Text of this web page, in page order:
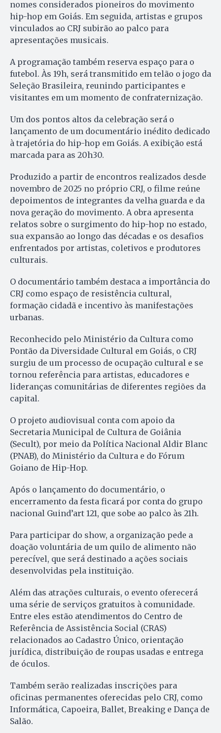
nomes considerados pioneiros do movimento
hip-hop em Goiás. Em seguida, artistas e grupos
vinculados ao CRJ subirão ao palco para
apresentações musicais.
A programação também reserva espaço para o
futebol. Às 19h, será transmitido em telão o jogo da
Seleção Brasileira, reunindo participantes e
visitantes em um momento de confraternização.
Um dos pontos altos da celebração será o
lançamento de um documentário inédito dedicado
à trajetória do hip-hop em Goiás. A exibição está
marcada para as 20h30.
Produzido a partir de encontros realizados desde
novembro de 2025 no próprio CRJ, o filme reúne
depoimentos de integrantes da velha guarda e da
nova geração do movimento. A obra apresenta
relatos sobre o surgimento do hip-hop no estado,
sua expansão ao longo das décadas e os desafios
enfrentados por artistas, coletivos e produtores
culturais.
O documentário também destaca a importância do
CRJ como espaço de resistência cultural,
formação cidadã e incentivo às manifestações
urbanas.
Reconhecido pelo Ministério da Cultura como
Pontão da Diversidade Cultural em Goiás, o CRJ
surgiu de um processo de ocupação cultural e se
tornou referência para artistas, educadores e
lideranças comunitárias de diferentes regiões da
capital.
O projeto audiovisual conta com apoio da
Secretaria Municipal de Cultura de Goiânia
(Secult), por meio da Política Nacional Aldir Blanc
(PNAB), do Ministério da Cultura e do Fórum
Goiano de Hip-Hop.
Após o lançamento do documentário, o
encerramento da festa ficará por conta do grupo
nacional Guind’art 121, que sobe ao palco às 21h.
Para participar do show, a organização pede a
doação voluntária de um quilo de alimento não
perecível, que será destinado a ações sociais
desenvolvidas pela instituição.
Além das atrações culturais, o evento oferecerá
uma série de serviços gratuitos à comunidade.
Entre eles estão atendimentos do Centro de
Referência de Assistência Social (CRAS)
relacionados ao Cadastro Único, orientação
jurídica, distribuição de roupas usadas e entrega
de óculos.
Também serão realizadas inscrições para
oficinas permanentes oferecidas pelo CRJ, como
Informática, Capoeira, Ballet, Breaking e Dança de
Salão.